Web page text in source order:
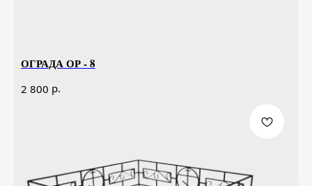
ОГРАДА ОР - 8
2 800 р.